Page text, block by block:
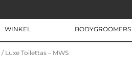
WINKEL BODYGROOMERS
/ Luxe Toilettas – MWS